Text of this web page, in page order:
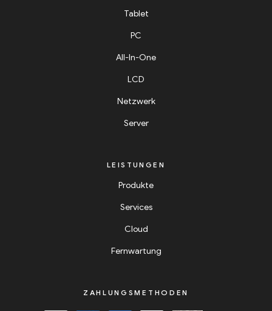
Tablet
PC
All-In-One
LCD
Netzwerk
Server
LEISTUNGEN
Produkte
Services
Cloud
Fernwartung
ZAHLUNGSMETHODEN